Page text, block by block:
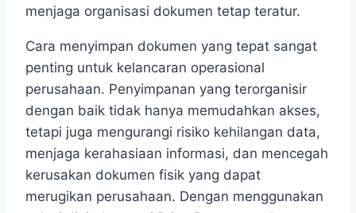
menjaga organisasi dokumen tetap teratur.
Cara menyimpan dokumen yang tepat sangat
penting untuk kelancaran operasional
perusahaan. Penyimpanan yang terorganisir
dengan baik tidak hanya memudahkan akses,
tetapi juga mengurangi risiko kehilangan data,
menjaga kerahasiaan informasi, dan mencegah
kerusakan dokumen fisik yang dapat
merugikan perusahaan. Dengan menggunakan